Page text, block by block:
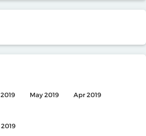
May 2019 Apr 2019